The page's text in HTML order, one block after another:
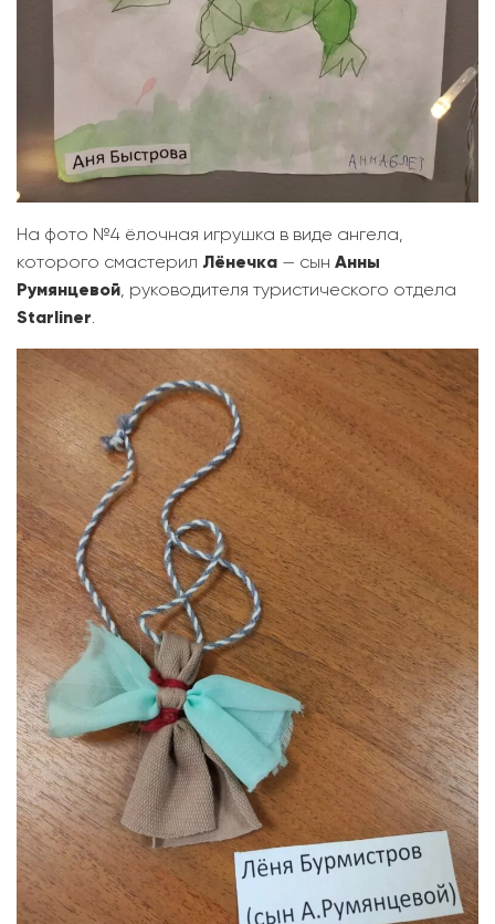
На фото №4 ёлочная игрушка в виде ангела,
которого смастерил Лёнечка — сын Анны
Румянцевой, руководителя туристического отдела
Starliner.